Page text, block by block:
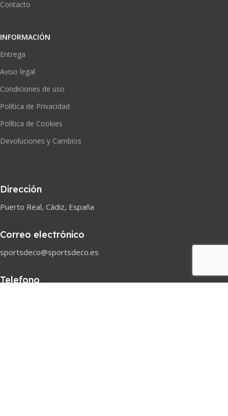
Contacto
INFORMACIÓN
Entrega
Aviso legal
Condiciones de uso
Politica de Privacidad
Política de Cookies
Devoluciones y Cambios
Dirección
Puerto Real, Cádiz, España
Correo electrónico
sportsdeco@sportsdeco.es
Telefono